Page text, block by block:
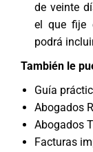
de veinte
el que fije
podrá
También le
Guía
Abogados
Abogados
Facturas